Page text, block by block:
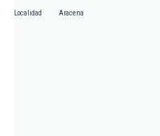
Localidad Aracena